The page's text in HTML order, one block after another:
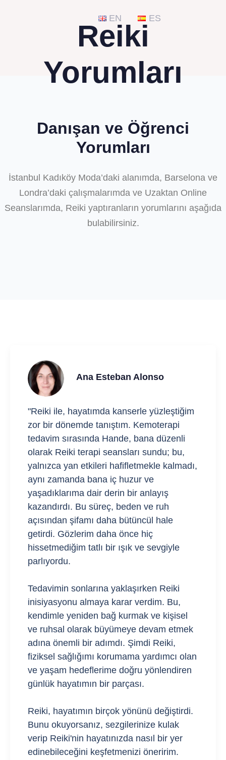
EN ES
Reiki
Yorumları
Danışan ve Öğrenci
Yorumları
İstanbul Kadıköy Moda’daki alanımda, Barselona ve
Londra’daki çalışmalarımda ve Uzaktan Online
Seanslarımda, Reiki yaptıranların yorumlarını aşağıda
bulabilirsiniz.
"Reiki ile, hayatımda kanserle yüzleştiğim
zor bir dönemde tanıştım. Kemoterapi
tedavim sırasında Hande, bana düzenli
olarak Reiki terapi seansları sundu; bu,
yalnızca yan etkileri hafifletmekle kalmadı,
aynı zamanda bana iç huzur ve
yaşadıklarıma dair derin bir anlayış
kazandırdı. Bu süreç, beden ve ruh
açısından şifamı daha bütüncül hale
getirdi. Gözlerim daha önce hiç
hissetmediğim tatlı bir ışık ve sevgiyle
parlıyordu.
Tedavimin sonlarına yaklaşırken Reiki
inisiyasyonu almaya karar verdim. Bu,
kendimle yeniden bağ kurmak ve kişisel
ve ruhsal olarak büyümeye devam etmek
adına önemli bir adımdı. Şimdi Reiki,
fiziksel sağlığımı korumama yardımcı olan
ve yaşam hedeflerime doğru yönlendiren
günlük hayatımın bir parçası.
Reiki, hayatımın birçok yönünü değiştirdi.
Bunu okuyorsanız, sezgilerinize kulak
verip Reiki'nin hayatınızda nasıl bir yer
edinebileceğini keşfetmenizi öneririm.
Ana Esteban Alonso